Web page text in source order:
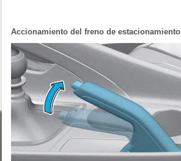
Accionamiento del freno de estacionamiento